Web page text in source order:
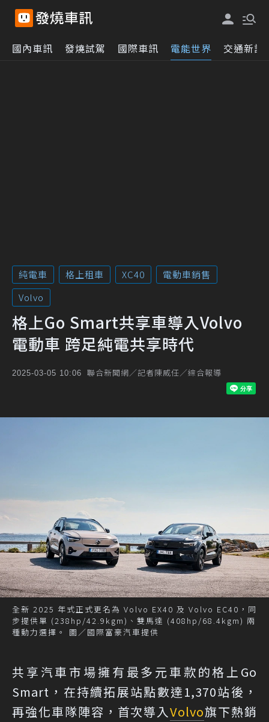
國內車訊 發燒試駕 國際車訊 電能世界 交通新訊
純電車 格上租車 XC40
電動車銷售
Volvo
格上Go Smart共享車導入Volvo
電動車 跨足純電共享時代
2025-03-05 10:06 聯合新聞網／記者陳威任／綜合報導
全新 2025 年式正式更名為 Volvo EX40 及 Volvo EC40，同
步提供單 (238hp/42.9kgm)、雙馬達 (408hp/68.4kgm) 兩
種動力選擇。 圖／國際富豪汽車提供
共享汽車市場擁有最多元車款的格上Go
Smart，在持續拓展站點數達1,370站後，
再強化車隊陣容，首次導入Volvo旗下熱銷